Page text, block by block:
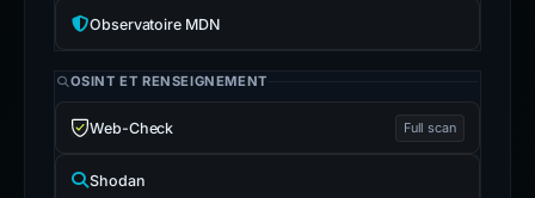
Observatoire MDN
OSINT ET RENSEIGNEMENT
Web-Check Full scan
Shodan